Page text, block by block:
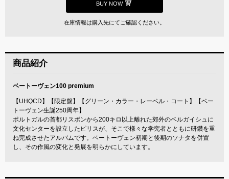
BUY NOW
在庫情報は購入先にてご確認ください。
商品紹介
ベートーヴェン100 premium
【UHQCD】【限定盤】【グリーン・カラー・レーベル・コート】【ベー
トーヴェン生誕250周年】
ポルトガルの首都リスボンから200キロ以上離れた郊外のベルガイシュに
文化センターを設立したピリスが、そこで様々な学究者とともに研鑽を重
ね完成させたアルバムです。ベートーヴェン初期と後期のソナタを併置
し、その作風の変化と発展を明らかにしています。